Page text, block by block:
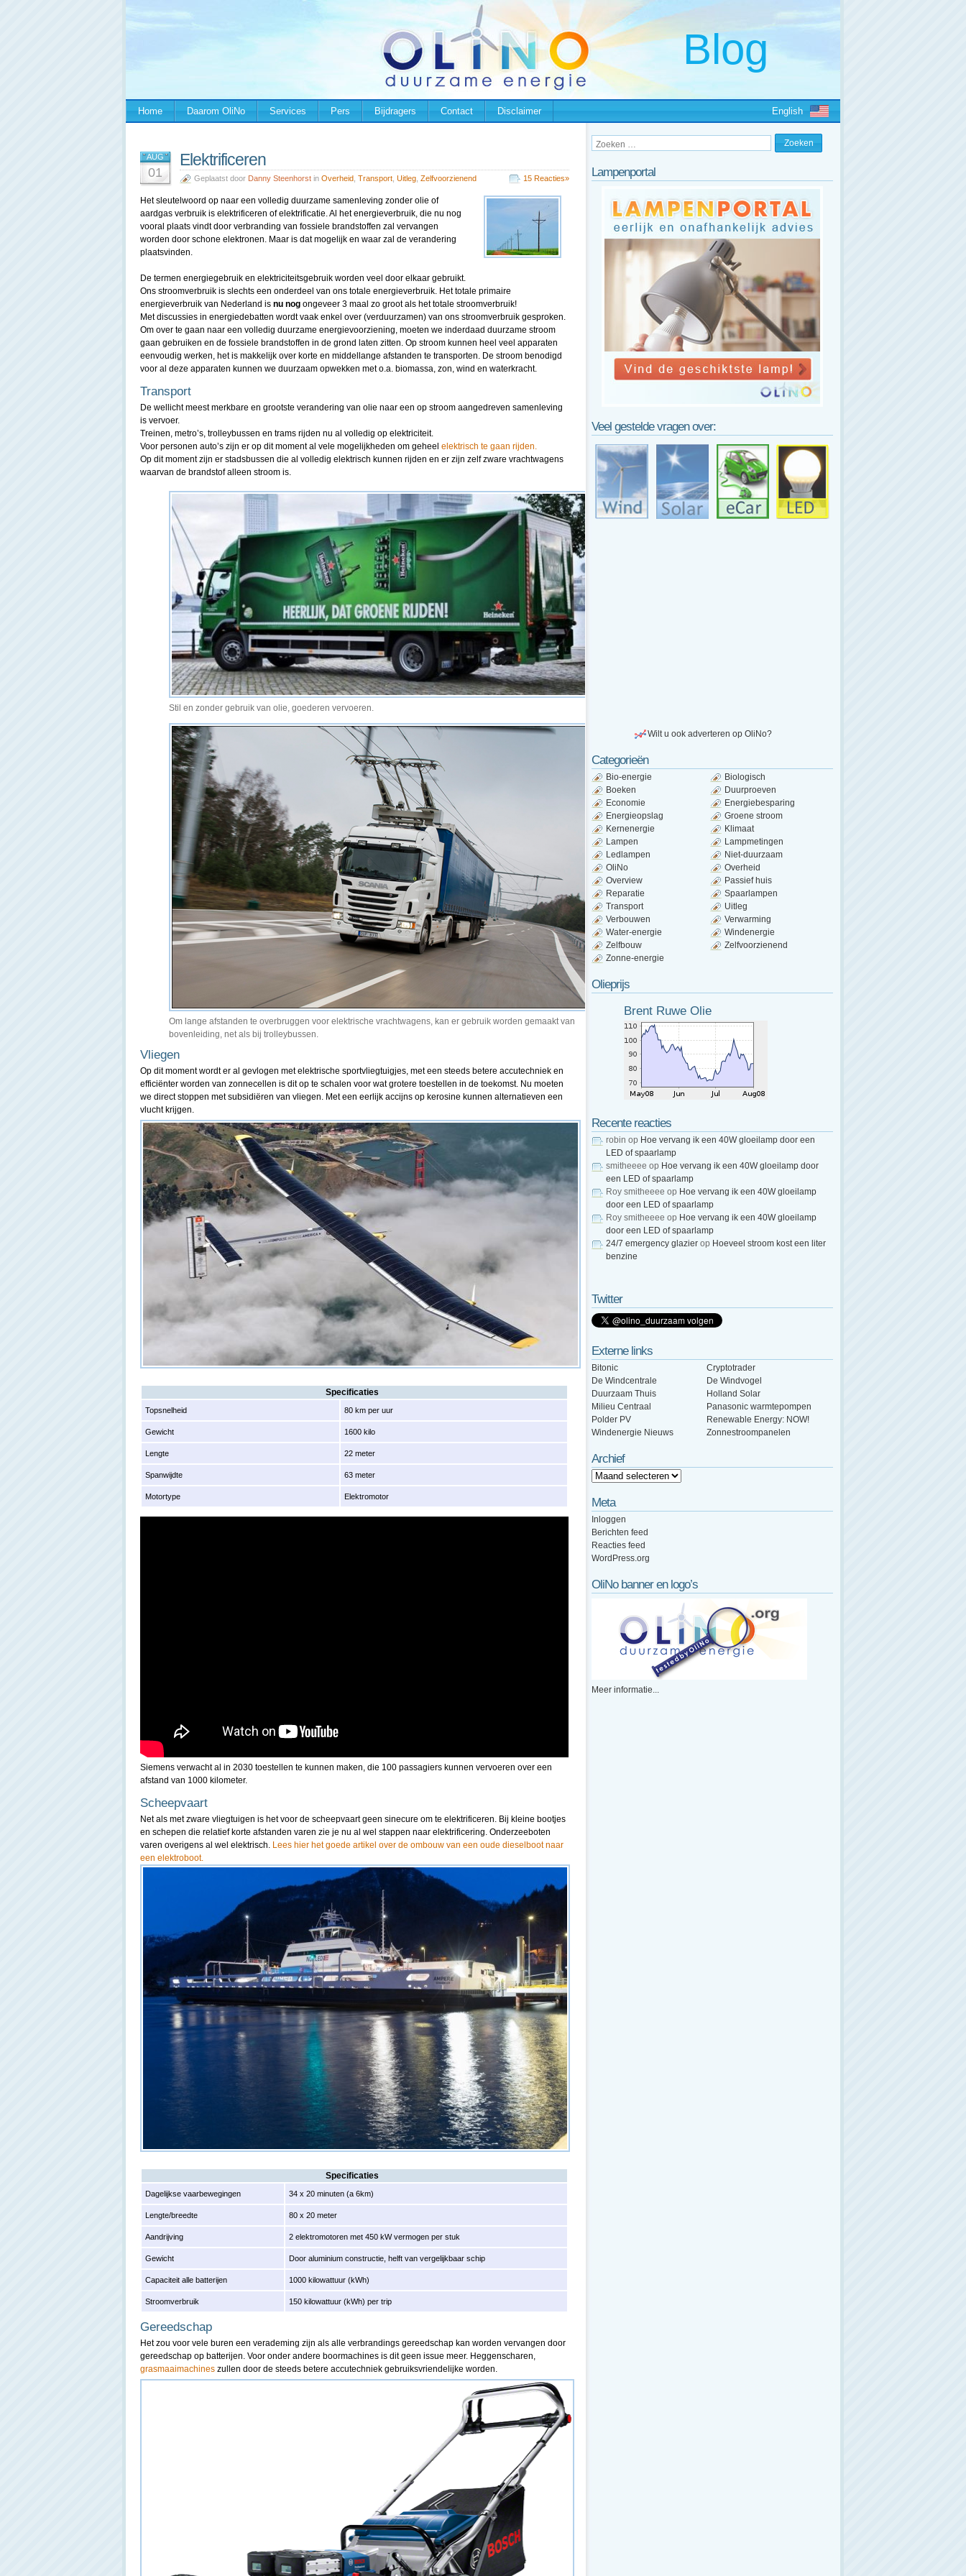
Home Daarom OliNo Services Pers Bijdragers Contact Disclaimer English
AUG
01
Elektrificeren
Geplaatst door Danny Steenhorst in Overheid Transport Uitleg Zelfvoorzienend 15 Reacties»
Het sleutelwoord op naar een volledig duurzame samenleving zonder olie of
aardgas verbruik is elektrificeren of elektrificatie. Al het energieverbruik, die nu nog
vooral plaats vindt door verbranding van fossiele brandstoffen zal vervangen
worden door schone elektronen. Maar is dat mogelijk en waar zal de verandering
plaatsvinden.
De termen energiegebruik en elektriciteitsgebruik worden veel door elkaar gebruikt.
Ons stroomverbruik is slechts een onderdeel van ons totale energieverbruik. Het totale primaire
energieverbruik van Nederland is nu nog ongeveer 3 maal zo groot als het totale stroomverbruik!
Met discussies in energiedebatten wordt vaak enkel over (verduurzamen) van ons stroomverbruik gesproken.
Om over te gaan naar een volledig duurzame energievoorziening, moeten we inderdaad duurzame stroom
gaan gebruiken en de fossiele brandstoffen in de grond laten zitten. Op stroom kunnen heel veel apparaten
eenvoudig werken, het is makkelijk over korte en middellange afstanden te transporten. De stroom benodigd
voor al deze apparaten kunnen we duurzaam opwekken met o.a. biomassa, zon, wind en waterkracht.
Transport
De wellicht meest merkbare en grootste verandering van olie naar een op stroom aangedreven samenleving
is vervoer.
Treinen, metro’s, trolleybussen en trams rijden nu al volledig op elektriciteit.
Voor personen auto’s zijn er op dit moment al vele mogelijkheden om geheel elektrisch te gaan rijden.
Op dit moment zijn er stadsbussen die al volledig elektrisch kunnen rijden en er zijn zelf zware vrachtwagens
waarvan de brandstof alleen stroom is.
Stil en zonder gebruik van olie, goederen vervoeren.
Om lange afstanden te overbruggen voor elektrische vrachtwagens, kan er gebruik worden gemaakt van
bovenleiding, net als bij trolleybussen.
Vliegen
Op dit moment wordt er al gevlogen met elektrische sportvliegtuigjes, met een steeds betere accutechniek en
efficiënter worden van zonnecellen is dit op te schalen voor wat grotere toestellen in de toekomst. Nu moeten
we direct stoppen met subsidiëren van vliegen. Met een eerlijk accijns op kerosine kunnen alternatieven een
vlucht krijgen.
Specificaties
Topsnelheid 80 km per uur
Gewicht 1600 kilo
Lengte 22 meter
Spanwijdte 63 meter
Motortype Elektromotor
Siemens verwacht al in 2030 toestellen te kunnen maken, die 100 passagiers kunnen vervoeren over een
afstand van 1000 kilometer.
Scheepvaart
Net als met zware vliegtuigen is het voor de scheepvaart geen sinecure om te elektrificeren. Bij kleine bootjes
en schepen die relatief korte afstanden varen zie je nu al wel stappen naar elektrificering. Onderzeeboten
varen overigens al wel elektrisch. Lees hier het goede artikel over de ombouw van een oude dieselboot naar
een elektroboot.
Specificaties
Dagelijkse vaarbewegingen 34 x 20 minuten (a 6km)
Lengte/breedte 80 x 20 meter
Aandrijving 2 elektromotoren met 450 kW vermogen per stuk
Gewicht Door aluminium constructie, helft van vergelijkbaar schip
Capaciteit alle batterijen 1000 kilowattuur (kWh)
Stroomverbruik 150 kilowattuur (kWh) per trip
Gereedschap
Het zou voor vele buren een verademing zijn als alle verbrandings gereedschap kan worden vervangen door
gereedschap op batterijen. Voor onder andere boormachines is dit geen issue meer. Heggenscharen,
grasmaaimachines zullen door de steeds betere accutechniek gebruiksvriendelijke worden.
Lampenportal
Veel gestelde vragen over:
Wilt u ook adverteren op OliNo?
Categorieën
Bio-energie
Biologisch
Boeken
Duurproeven
Economie
Energiebesparing
Energieopslag
Groene stroom
Kernenergie
Klimaat
Lampen
Lampmetingen
Ledlampen
Niet-duurzaam
OliNo
Overheid
Overview
Passief huis
Reparatie
Spaarlampen
Transport
Uitleg
Verbouwen
Verwarming
Water-energie
Windenergie
Zelfbouw
Zelfvoorzienend
Zonne-energie
Olieprijs
Brent Ruwe Olie
Recente reacties
robin op Hoe vervang ik een 40W gloeilamp door een
LED of spaarlamp
smitheeee op Hoe vervang ik een 40W gloeilamp door
een LED of spaarlamp
Roy smitheeee op Hoe vervang ik een 40W gloeilamp
door een LED of spaarlamp
Roy smitheeee op Hoe vervang ik een 40W gloeilamp
door een LED of spaarlamp
24/7 emergency glazier op Hoeveel stroom kost een liter
benzine
Twitter
Externe links
Bitonic
Cryptotrader
De Windcentrale
De Windvogel
Duurzaam Thuis
Holland Solar
Milieu Centraal
Panasonic warmtepompen
Polder PV
Renewable Energy: NOW!
Windenergie Nieuws
Zonnestroompanelen
Archief
Meta
Inloggen
Berichten feed
Reacties feed
WordPress.org
OliNo banner en logo’s
Meer informatie...